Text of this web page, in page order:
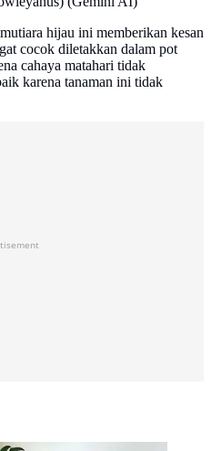
hijau ini memberikan kesan
cocok diletakkan dalam pot
cahaya matahari tidak
karena tanaman ini tidak